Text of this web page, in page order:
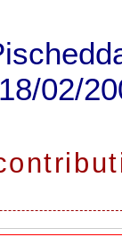
18/02/